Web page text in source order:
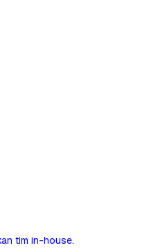
tim in-house.